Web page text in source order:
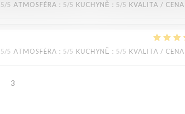
5/5 ATMOSFÉRA : 5/5 KUCHYNĚ : 5/5 KVALITA / CENA
5/5 ATMOSFÉRA : 5/5 KUCHYNĚ : 5/5 KVALITA / CENA
3